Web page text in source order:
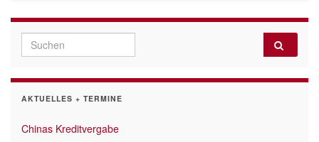
Search for:
AKTUELLES + TERMINE
Chinas Kreditvergabe